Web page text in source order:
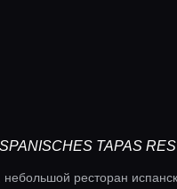
TAPAS
ресторан